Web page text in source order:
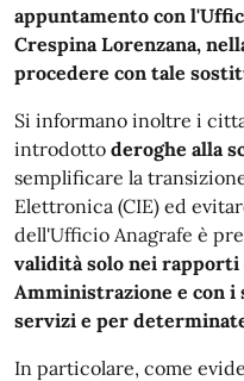
appuntamento con
Crespina Lorenzana,
procedere con tale
Si informano inoltre i
introdotto deroghe alla
semplificare la
Elettronica (CIE) ed
dell'Ufficio Anagrafe è
validità solo nei rapporti
Amministrazione e con i
servizi e per
In particolare, come